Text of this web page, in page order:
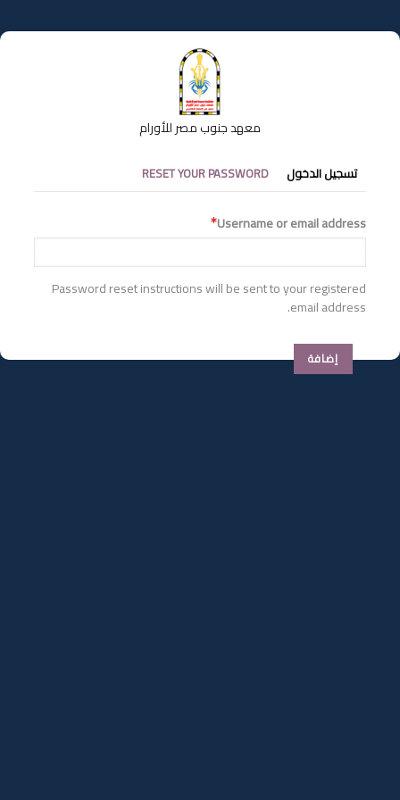
إلى
المحتوى
معهد جنوب مصر للأورام
التبويبات
الأساسية
تسجيل الدخول RESET YOUR PASSWORD
Username or email address
Password reset instructions will be sent to your registered
email address.